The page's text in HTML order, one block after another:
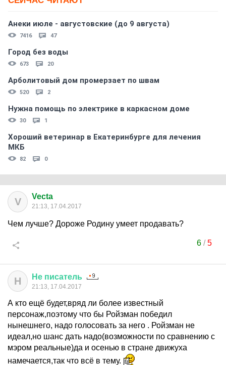
Анеки июле - августовские (до 9 августа)
7416 47
Город без воды
673 20
Арболитовый дом промерзает по швам
520 2
Нужна помощь по электрике в каркасном доме
30 1
Хороший ветеринар в Екатеринбурге для лечения
МКБ
82 0
V Vecta
21:13, 17.04.2017
Чем лучше? Дороже Родину умеет продавать?
6/5
Н Не писатель
21:13, 17.04.2017
А кто ещё будет,вряд ли более известный
персонаж,поэтому что бы Ройзман победил
нынешнего, надо голосовать за него . Ройзман не
идеал,но шанс дать надо(возможности по сравнению с
мэром реальные)да и осенью в стране движуха
намечается,так что всё в тему.